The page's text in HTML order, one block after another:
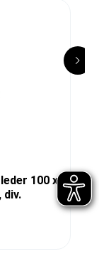
100 x
div.